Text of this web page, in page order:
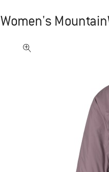
Women's